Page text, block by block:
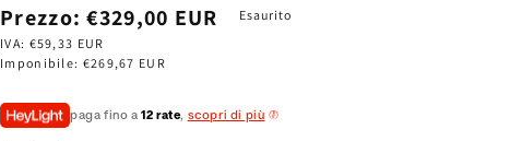
Prezzo
di
listino
Prezzo: €329,00 EUR
IVA: €59,33 EUR
Imponibile: €269,67 EUR
Esaurito
paga fino a12 rate, scopri di più